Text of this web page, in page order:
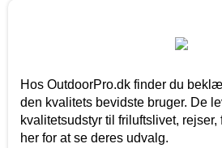
Hos OutdoorPro.dk finder du
den kvalitets bevidste bruger. De
kvalitetsudstyr til friluftslivet,
her for at se deres udvalg.